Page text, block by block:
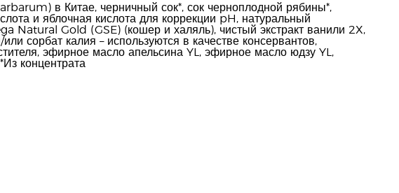
в Китае, черничный сок*, сок черноплодной рябины*,
и яблочная кислота для коррекции pH, натуральный
Natural Gold (GSE) (кошер и халяль), чистый экстракт ванили 2X,
сорбат калия – используются в качестве консервантов,
эфирное масло апельсина YL, эфирное масло юдзу YL,
концентрата